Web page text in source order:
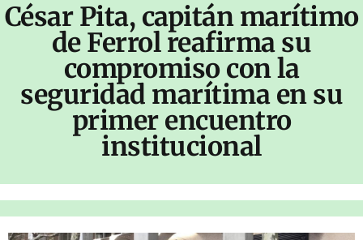
César Pita, capitán marítimo
de Ferrol reafirma su
compromiso con la
seguridad marítima en su
primer encuentro
institucional